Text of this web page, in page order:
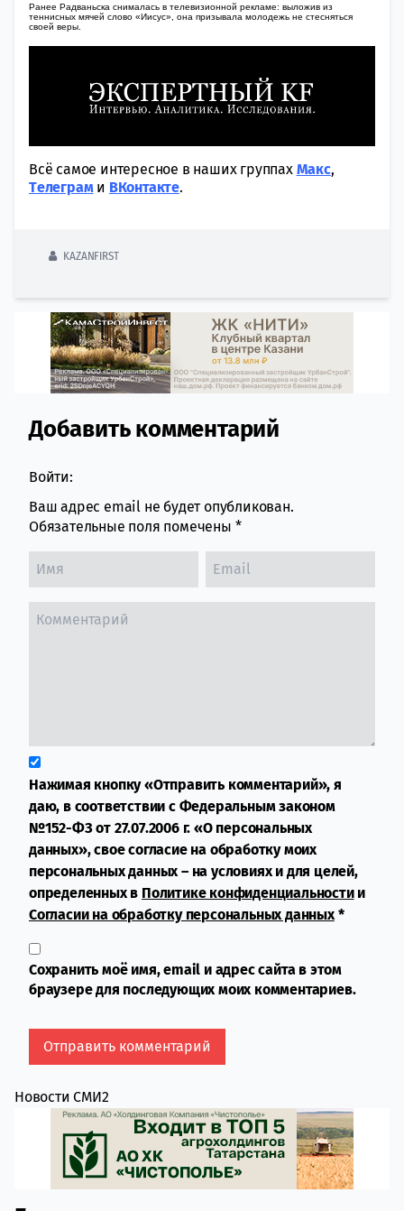
Ранее Радваньска снималась в телевизионной рекламе: выложив из
теннисных мячей слово «Иисус», она призывала молодежь не стесняться
своей веры.
Всё самое интересное в наших группах Макс,
Tелеграми ВКонтакте.
KAZANFIRST
Comment section
Добавить комментарий
Войти:
Ваш адрес email не будет опубликован.
Обязательные поля помечены *
Нажимая кнопку «Отправить комментарий», я
даю, в соответствии с Федеральным законом
№152-ФЗ от 27.07.2006 г. «О персональных
данных», свое согласие на обработку моих
персональных данных – на условиях и для целей,
определенных в Политике конфиденциальностии
Согласии на обработку персональных данных*
Сохранить моё имя, email и адрес сайта в этом
браузере для последующих моих комментариев.
Новости СМИ2